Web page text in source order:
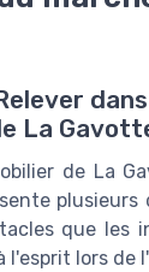
La
de La
plusieurs
que les
l'esprit lors de